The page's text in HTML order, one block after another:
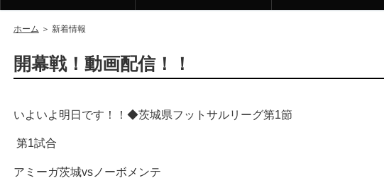
ホーム ＞ 新着情報
開幕戦！動画配信！！
いよいよ明日です！！◆茨城県フットサルリーグ第1節
第1試合
アミーガ茨城vsノーボメンテ